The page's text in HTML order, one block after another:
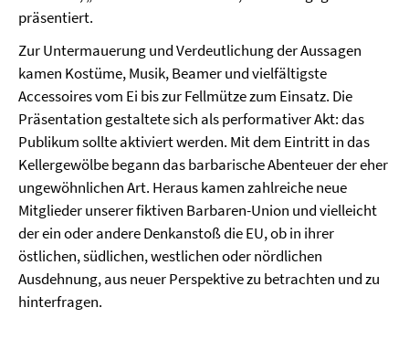
präsentiert.
Zur Untermauerung und Verdeutlichung der Aussagen
kamen Kostüme, Musik, Beamer und vielfältigste
Accessoires vom Ei bis zur Fellmütze zum Einsatz. Die
Präsentation gestaltete sich als performativer Akt: das
Publikum sollte aktiviert werden. Mit dem Eintritt in das
Kellergewölbe begann das barbarische Abenteuer der eher
ungewöhnlichen Art. Heraus kamen zahlreiche neue
Mitglieder unserer fiktiven Barbaren-Union und vielleicht
der ein oder andere Denkanstoß die EU, ob in ihrer
östlichen, südlichen, westlichen oder nördlichen
Ausdehnung, aus neuer Perspektive zu betrachten und zu
hinterfragen.